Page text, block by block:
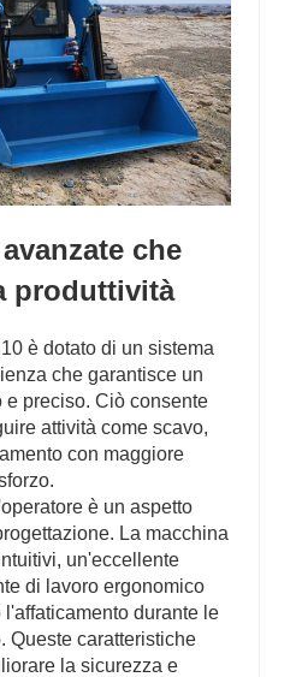
che
produttività
è dotato di un sistema
che garantisce un
preciso. Ciò consente
attività come scavo,
con maggiore
è un aspetto
La macchina
un'eccellente
di lavoro ergonomico
durante le
Queste caratteristiche
la sicurezza e